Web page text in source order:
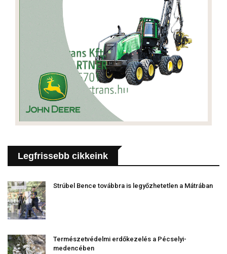
Legfrissebb cikkeink
Strúbel Bence továbbra is legyőzhetetlen a Mátrában
Természetvédelmi erdőkezelés a Pécselyi-
medencében